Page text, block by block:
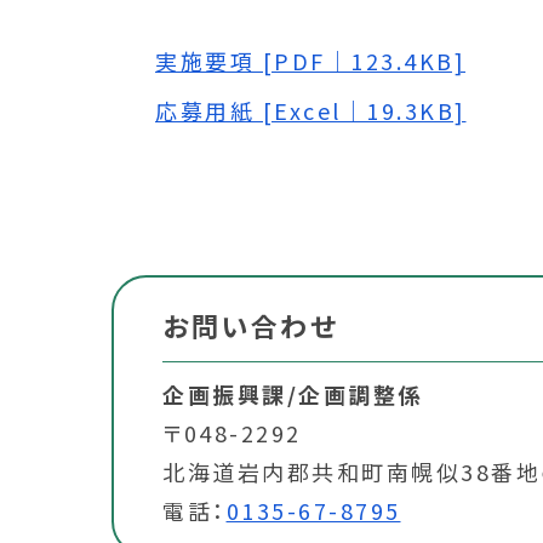
実施要項 [PDF｜123.4KB]
応募用紙 [Excel｜19.3KB]
お問い合わせ
企画振興課/企画調整係
〒048-2292
北海道岩内郡共和町南幌似38番
電話： 0135-67-8795